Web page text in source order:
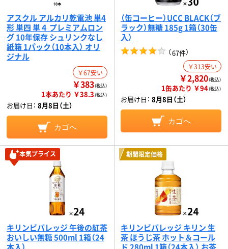
アスクル アルカリ乾電池 単4
形 単四 単４ プレミアムロン
グ 10年保存 シュリンクなし
紙箱 1パック（10本入） オリ
ジナル
￥67安い
￥383（税込）
1本あたり ￥38.3（税込）
お届け日： 8月8日（土）
カゴへ
（缶コーヒー）UCC BLACK（ブ
ラック）無糖 185g 1箱（30缶
入）
（67件）
￥313安い
￥2,820（税込）
1缶あたり ￥94（税込）
お届け日： 8月8日（土）
カゴへ
本気プライス
キリンビバレッジ 午後の紅茶
おいしい無糖 500ml 1箱（24
本入）
期間限定価格
キリンビバレッジ キリン 生
茶 ほうじ茶 ホット＆コール
ド 280ml 1箱（24本入） お茶